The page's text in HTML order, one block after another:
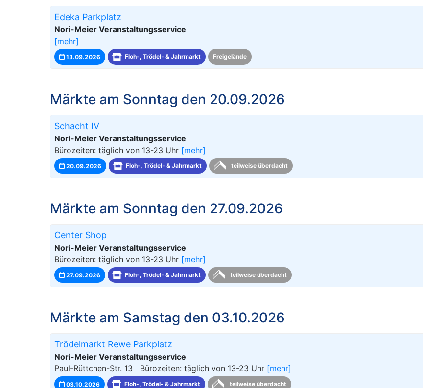
Edeka Parkplatz
Nori-Meier Veranstaltungsservice
[mehr]
13.09.2026 Floh-, Trödel- & Jahrmarkt Freigelände
Märkte am Sonntag den 20.09.2026
Schacht IV
Nori-Meier Veranstaltungsservice
Bürozeiten: täglich von 13-23 Uhr [mehr]
20.09.2026 Floh-, Trödel- & Jahrmarkt teilweise überdacht
Märkte am Sonntag den 27.09.2026
Center Shop
Nori-Meier Veranstaltungsservice
Bürozeiten: täglich von 13-23 Uhr [mehr]
27.09.2026 Floh-, Trödel- & Jahrmarkt teilweise überdacht
Märkte am Samstag den 03.10.2026
Trödelmarkt Rewe Parkplatz
Nori-Meier Veranstaltungsservice
Paul-Rüttchen-Str. 13 Bürozeiten: täglich von 13-23 Uhr [mehr]
03.10.2026 Floh-, Trödel- & Jahrmarkt teilweise überdacht